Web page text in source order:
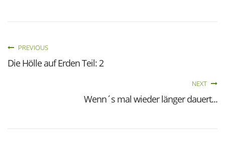
PREVIOUS
Die Hölle auf Erden Teil: 2
NEXT
Wenn´s mal wieder länger dauert...